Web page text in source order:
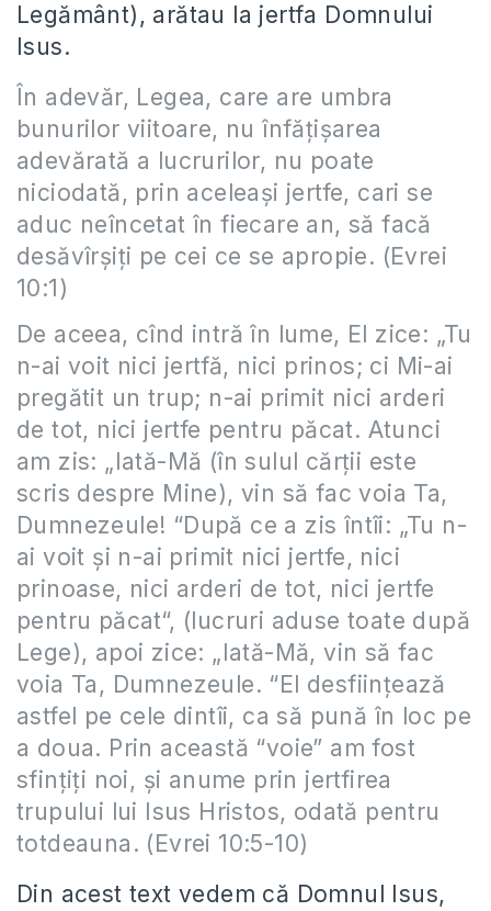
Legământ), arătau la jertfa Domnului
Isus.
În adevăr, Legea, care are umbra
bunurilor viitoare, nu înfăţişarea
adevărată a lucrurilor, nu poate
niciodată, prin aceleaşi jertfe, cari se
aduc neîncetat în fiecare an, să facă
desăvîrşiţi pe cei ce se apropie. (Evrei
10:1)
De aceea, cînd intră în lume, El zice: „Tu
n-ai voit nici jertfă, nici prinos; ci Mi-ai
pregătit un trup; n-ai primit nici arderi
de tot, nici jertfe pentru păcat. Atunci
am zis: „Iată-Mă (în sulul cărţii este
scris despre Mine), vin să fac voia Ta,
Dumnezeule! “După ce a zis întîi: „Tu n-
ai voit şi n-ai primit nici jertfe, nici
prinoase, nici arderi de tot, nici jertfe
pentru păcat“, (lucruri aduse toate după
Lege), apoi zice: „Iată-Mă, vin să fac
voia Ta, Dumnezeule. “El desfiinţează
astfel pe cele dintîi, ca să pună în loc pe
a doua. Prin această “voie” am fost
sfinţiţi noi, şi anume prin jertfirea
trupului lui Isus Hristos, odată pentru
totdeauna. (Evrei 10:5-10)
Din acest text vedem că Domnul Isus,